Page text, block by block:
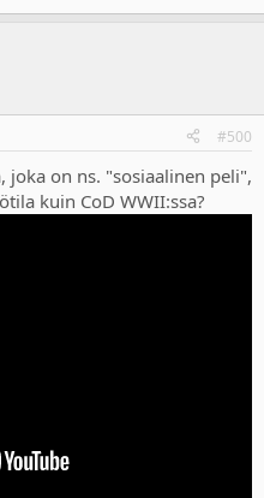
#500
joka on ns. "sosiaalinen peli",
kuin CoD WWII:ssa?